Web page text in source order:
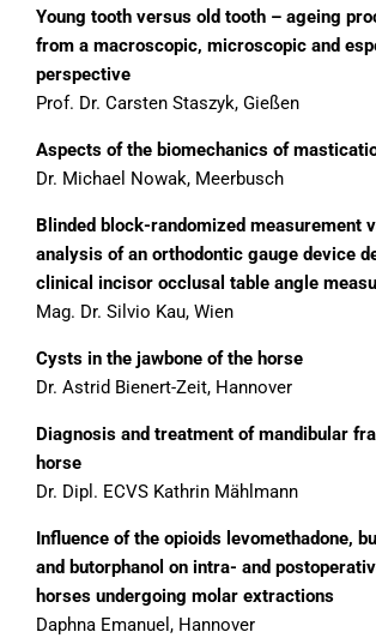
Young tooth versus old tooth – ageing
from a macroscopic, microscopic and
perspective
Prof. Dr. Carsten Staszyk, Gießen
Aspects of the biomechanics of
Dr. Michael Nowak, Meerbusch
Blinded block-randomized measurement
analysis of an orthodontic gauge device
clinical incisor occlusal table angle
Mag. Dr. Silvio Kau, Wien
Cysts in the jawbone of the horse
Dr. Astrid Bienert-Zeit, Hannover
Diagnosis and treatment of mandibular
horse
Dr. Dipl. ECVS Kathrin Mählmann
Influence of the opioids levomethadone,
and butorphanol on intra- and
horses undergoing molar extractions
Daphna Emanuel, Hannover